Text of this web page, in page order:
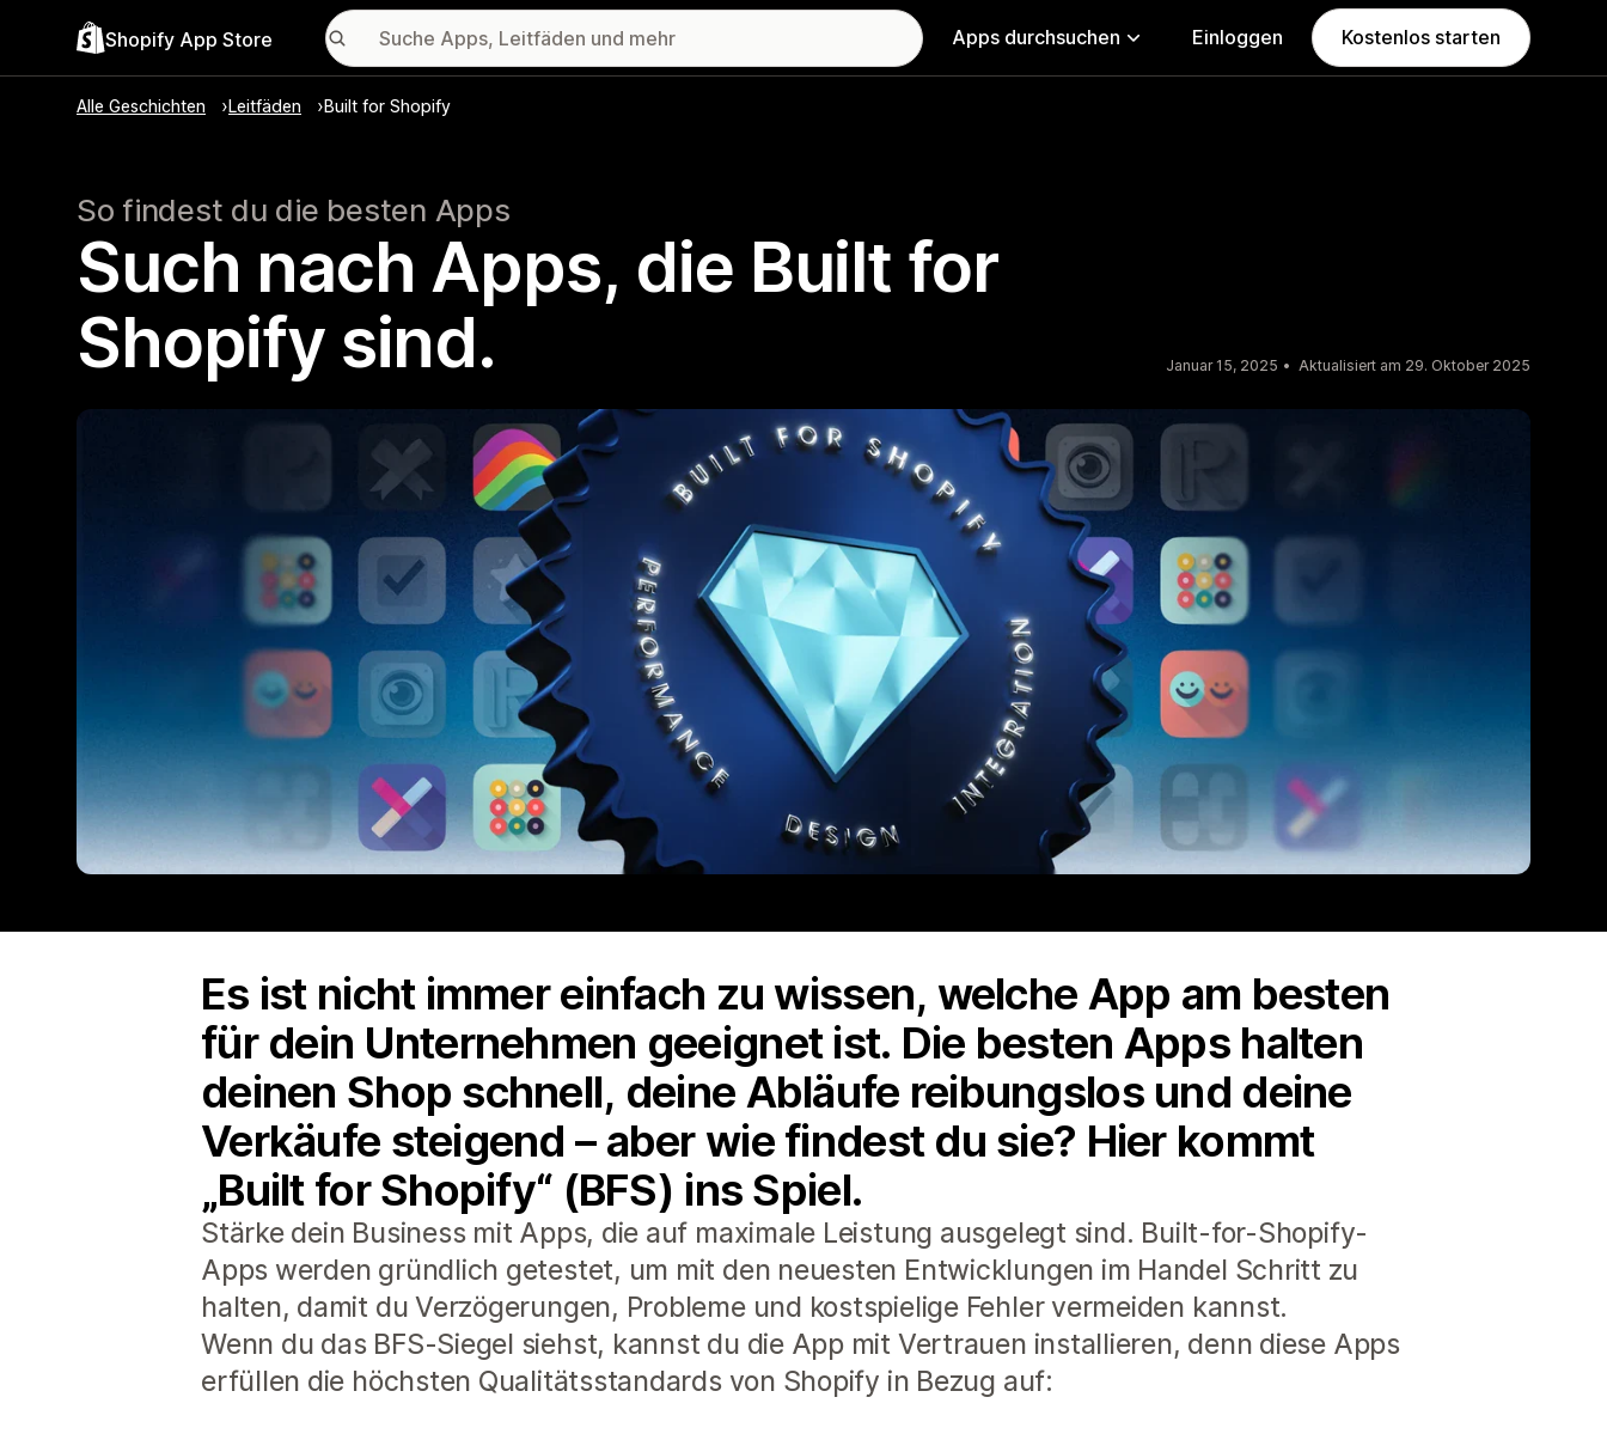
Shopify App Store Apps durchsuchen Einloggen Kostenlos starten
Alle Geschichten Leitfäden Built for Shopify
So findest du die besten Apps
Such nach Apps, die Built for
Shopify sind.
Januar 15, 2025 Aktualisiert am 29. Oktober 2025
Es ist nicht immer einfach zu wissen, welche App am besten
für dein Unternehmen geeignet ist. Die besten Apps halten
deinen Shop schnell, deine Abläufe reibungslos und deine
Verkäufe steigend – aber wie findest du sie? Hier kommt
„Built for Shopify“ (BFS) ins Spiel.
Stärke dein Business mit Apps, die auf maximale Leistung ausgelegt sind. Built-for-Shopify-
Apps werden gründlich getestet, um mit den neuesten Entwicklungen im Handel Schritt zu
halten, damit du Verzögerungen, Probleme und kostspielige Fehler vermeiden kannst.
Wenn du das BFS-Siegel siehst, kannst du die App mit Vertrauen installieren, denn diese Apps
erfüllen die höchsten Qualitätsstandards von Shopify in Bezug auf: